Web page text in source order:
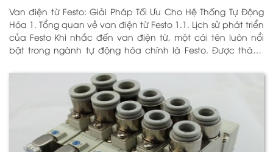
Van điện từ Festo: Giải Pháp Tối Ưu Cho Hệ Thống Tự Động
Hóa 1. Tổng quan về van điện từ Festo 1.1. Lịch sử phát triển
của Festo Khi nhắc đến van điện từ, một cái tên luôn nổi
bật trong ngành tự động hóa chính là Festo. Được thành